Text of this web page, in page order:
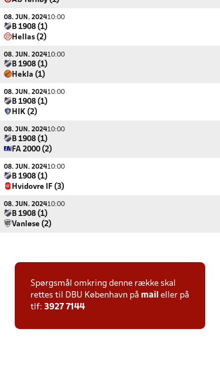
08. JUN. 202410:00
B 1908 (1)
Hellas (2)
08. JUN. 202410:00
B 1908 (1)
Hekla (1)
08. JUN. 202410:00
B 1908 (1)
HIK (2)
08. JUN. 202410:00
B 1908 (1)
FA 2000 (2)
08. JUN. 202410:00
B 1908 (1)
Hvidovre IF (3)
08. JUN. 202410:00
B 1908 (1)
Vanløse (2)
Spørgsmål omkring denne række skal
rettes til DBU København på mail eller på
tlf: 3927 7144